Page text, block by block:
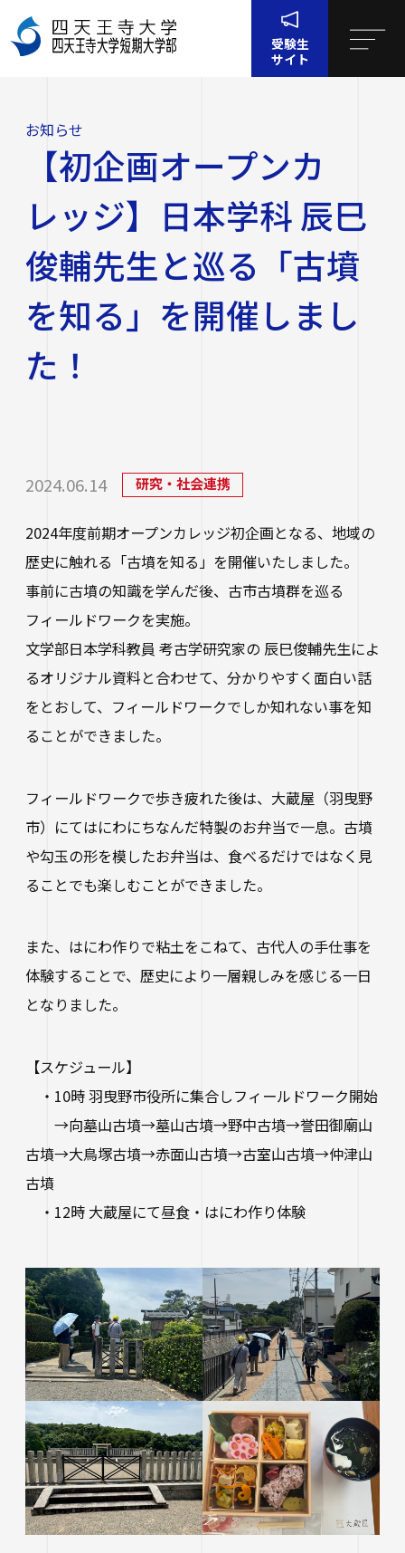
受験生
サイト
四天王寺大学について
四天王寺大学について
四天王寺大学の概要
学長挨拶
沿革
情報公開
教員紹介
四天王寺大学の取り組み
学校法人四天王寺学園 中長期計画
学生広報スタッフ
大学へのご寄付について
交通アクセス
キャンパスマップ・施設紹介
大学施設の貸出について
大学広報・報道関係
大学広報
大学・大学院・短大
文学部
社会学部
経営学部
看護学部
人文社会学部（2023年度以前入学生）
社会学部人間福祉学科（2026年度以前入学
生）
経営学部（2026年度以前入学生）
短期大学部
Webシラバス科目一覧
学生生活
学生生活
学費・奨学金
学費ローン
学生支援
クラブ・サークル紹介
クラス担任制
学生サポートフロア
障害学生支援
学生相談室
性の多様性についての基本方針
ハラスメントに関する相談
スクールバス
駐車場利用
アルバイト紹介
落とし物・忘れ物
学内で地震が発生したら
就職・キャリア支援
就職・キャリア支援
教職教育推進センター
講座案内・行事予定
あべのハルカスサテライトキャンパス
キャリア教育
免許・資格
進路状況
卒業生及び就職先アンケートについて
人事採用ご担当の方へ
研究・社会連携
学び
図書館
高等教育推進センター
仏教文化研究所
研究
外部研究費（科研費等）
学内研究費
地域連携・研究推進センター
高大連携プログラム
みらい科学教育推進室
看護実践開発研究センター ～実施プログラム
知的・人的資源の公開（講師派遣）
生涯学習・公開講座
オープンカレッジ
たいし塾
公開シンポジウム
その他の公開講座
国際交流
グローバル教育センター（ランゲージプラザi
-Talk）
留学体験VOICE
海外渡航プログラム
キャンパスで国際交流
留学希望者向け情報
関連サイト
学校法人四天王寺学園
四天王寺高等学校／中学校
四天王寺東高等学校／中学校
四天王寺小学校
四天王寺大学同窓会
ハルカス大学
受験生の方
在学生の方
保護者の方
卒業生の方
企業・一般の方
ご寄付をお考えの方へ
学生ポータルサイト
各種証明書の申請
LINE Instagram YouTube X Facebook
お知らせ
【初企画オープンカ
レッジ】日本学科 辰巳
俊輔先生と巡る「古墳
を知る」を開催しまし
た！
2024.06.14 研究・社会連携
2024年度前期オープンカレッジ初企画となる、地域の
歴史に触れる「古墳を知る」を開催いたしました。
事前に古墳の知識を学んだ後、古市古墳群を巡る
フィールドワークを実施。
文学部日本学科教員 考古学研究家の 辰巳俊輔先生によ
るオリジナル資料と合わせて、分かりやすく面白い話
をとおして、フィールドワークでしか知れない事を知
ることができました。
フィールドワークで歩き疲れた後は、大蔵屋（羽曳野
市）にてはにわにちなんだ特製のお弁当で一息。古墳
や勾玉の形を模したお弁当は、食べるだけではなく見
ることでも楽しむことができました。
また、はにわ作りで粘土をこねて、古代人の手仕事を
体験することで、歴史により一層親しみを感じる一日
となりました。
【スケジュール】
・10時 羽曳野市役所に集合しフィールドワーク開始
→向墓山古墳→墓山古墳→野中古墳→誉田御廟山
古墳→大鳥塚古墳→赤面山古墳→古室山古墳→仲津山
古墳
・12時 大蔵屋にて昼食・はにわ作り体験